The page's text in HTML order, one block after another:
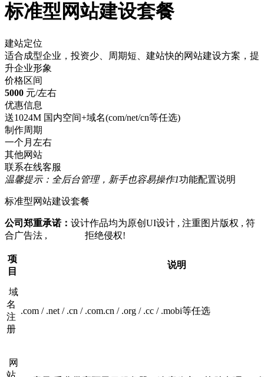
标准型网站建设套餐
建站定位
适合成型企业，投资少、周期短、建站快的网站建设方案，提
升企业形象
价格区间
5000 元/左右
优惠信息
送1024M 国内空间+域名(com/net/cn等任选)
制作周期
一个月左右
其他网站
联系在线客服
温馨提示：全后台管理，新手也容易操作1功能配置说明
标准型网站建设套餐
公司郑重承诺： 设计作品均为原创UI设计 , 注重图片版权 , 符
合广告法 , 拒绝侵权!
项
目
说明
域
名
注
册
.com / .net / .cn / .com.cn / .org / .cc / .mobi等任选
网
站